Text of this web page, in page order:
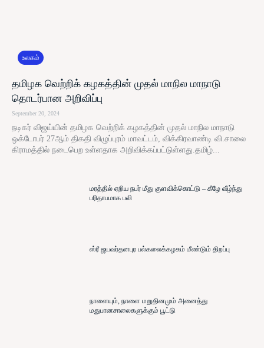
உலகம்
தமிழக வெற்றிக் கழகத்தின் முதல் மாநில மாநாடு
தொடர்பான அறிவிப்பு
September 20, 2024
நடிகர் விஜய்யின் தமிழக வெற்றிக் கழகத்தின் முதல் மாநில மாநாடு
ஒக்டோபர் 27ஆம் திகதி விழுப்புரம் மாவட்டம், விக்கிரவாண்டி வி.சாலை
கிராமத்தில் நடைபெற உள்ளதாக அறிவிக்கப்பட்டுள்ளது.தமிழ்...
மரத்தில் ஏறிய நபர் மீது குளவிக்கொட்டு – கீழே வீழ்ந்து
பரிதாபமாக பலி
ஸ்ரீ ஜயவர்தனபுர பல்கலைக்கழகம் மீண்டும் திறப்பு
நாளையும், நாளை மறுதினமும் அனைத்து
மதுபானசாலைகளுக்கும் பூட்டு